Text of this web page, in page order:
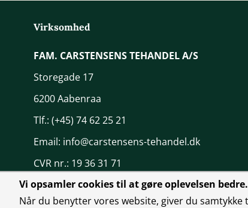
Vi opsamler cookies til at gøre oplevelsen bedre.
Når du benytter vores website, giver du samtykke
Virksomhed
FAM. CARSTENSENS TEHANDEL A/S
Storegade 17
6200 Aabenraa
Tlf.: (+45) 74 62 25 21
Email: info@carstensens-tehandel.dk
CVR nr.: 19 36 31 71